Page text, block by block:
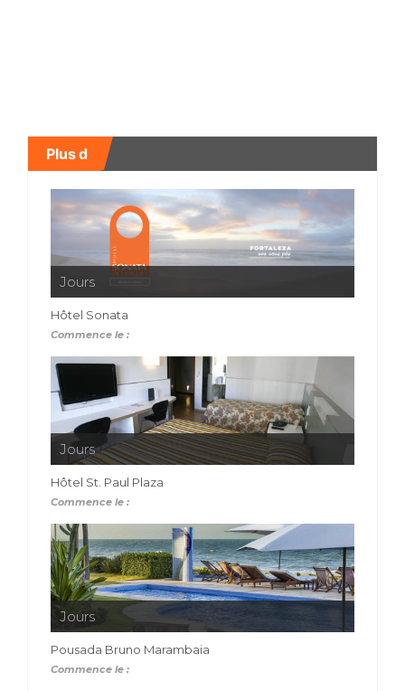
Plus d
Jours
Hôtel Sonata
Commence le :
Jours
Hôtel St. Paul Plaza
Commence le :
Jours
Pousada Bruno Marambaia
Commence le :